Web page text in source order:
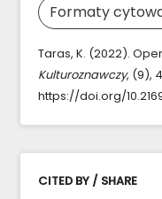
Formaty
Taras, K. (2022).
Kulturoznawczy, (9),
https://doi.org/
CITED BY / SHARE